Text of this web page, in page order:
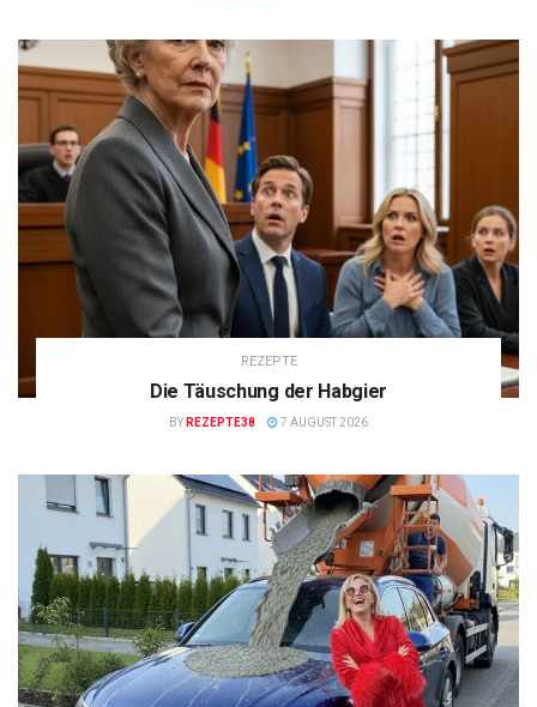
REZEPTE
Die Täuschung der Habgier
BY REZEPTE38 7 AUGUST 2026